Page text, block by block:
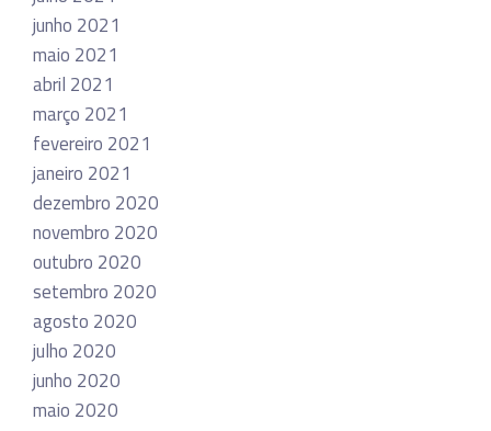
junho 2021
maio 2021
abril 2021
março 2021
fevereiro 2021
janeiro 2021
dezembro 2020
novembro 2020
outubro 2020
setembro 2020
agosto 2020
julho 2020
junho 2020
maio 2020